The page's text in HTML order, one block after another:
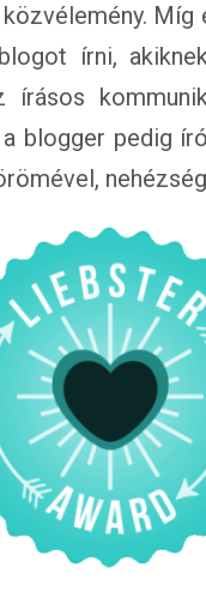
Míg
írni,
blogger pedig